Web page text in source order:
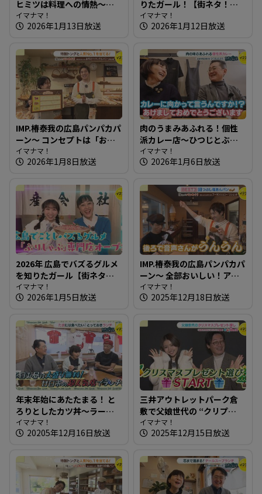
ヒミツは料理への情熱～春
蕾【たまにはそとランチ】
イマナマ！
2026年1月13日放送
りたガール！【街ネタ！知
りたガール】
イマナマ！
2026年1月12日放送
IMP.椿泰我の広島パンパカパ
ーン～ コンセプトは「おい
しいパンは人を幸せにす
る」150種類のパンが並ぶ人
イマナマ！
2026年1月8日放送
肉のうまみあふれる！個性
派カレー店～ひつじとぶた
【たまにはそとランチ】
イマナマ！
2026年1月6日放送
2026年 広島でバズるグルメ
を知りたガール【街ネタ！
知りたガール】
イマナマ！
2026年1月5日放送
IMP.椿泰我の広島パンパカパ
ーン～ 全部おいしい！アレ
ンジパンが豊富なお店
イマナマ！
2025年12月18日放送
年末年始にあたたまる！ と
ろりとしたカツ丼～ラーメ
ン・中華 哲【たまにはそと
ランチ】
イマナマ！
20205年12月16日放送
三井アウトレットパーク倉
敷で父娘世代の “クリプ
レ”探し【街ネタ知りたガー
ル】
イマナマ！
2025年12月15日放送